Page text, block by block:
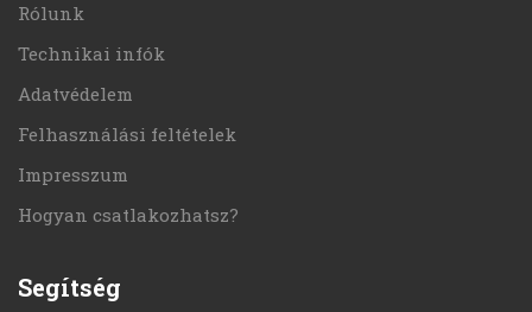
Rólunk
Technikai infók
Adatvédelem
Felhasználási feltételek
Impresszum
Hogyan csatlakozhatsz?
Segítség